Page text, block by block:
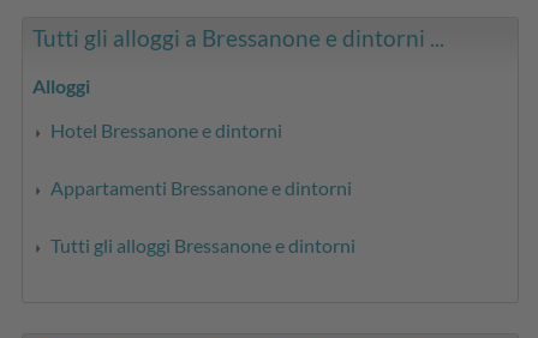
Tutti gli alloggi a Bressanone e dintorni ...
Alloggi
Hotel Bressanone e dintorni
Appartamenti Bressanone e dintorni
Tutti gli alloggi Bressanone e dintorni